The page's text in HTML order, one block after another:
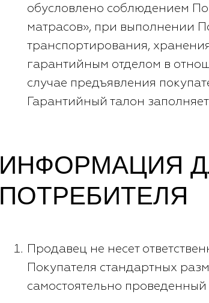
обусловлено соблюдением
матрасов», при выполнении
транспортирования,
гарантийным отделом в
случае предъявления
Гарантийный талон
ИНФОРМАЦИЯ
ПОТРЕБИТЕЛЯ
Продавец не несет
Покупателя стандартных
самостоятельно проведенный